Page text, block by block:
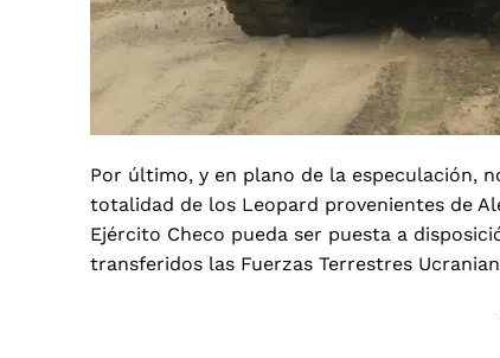
Por último, y en plano de la especulación,
totalidad de los Leopard provenientes de
Ejército Checo pueda ser puesta a
transferidos las Fuerzas Terrestres